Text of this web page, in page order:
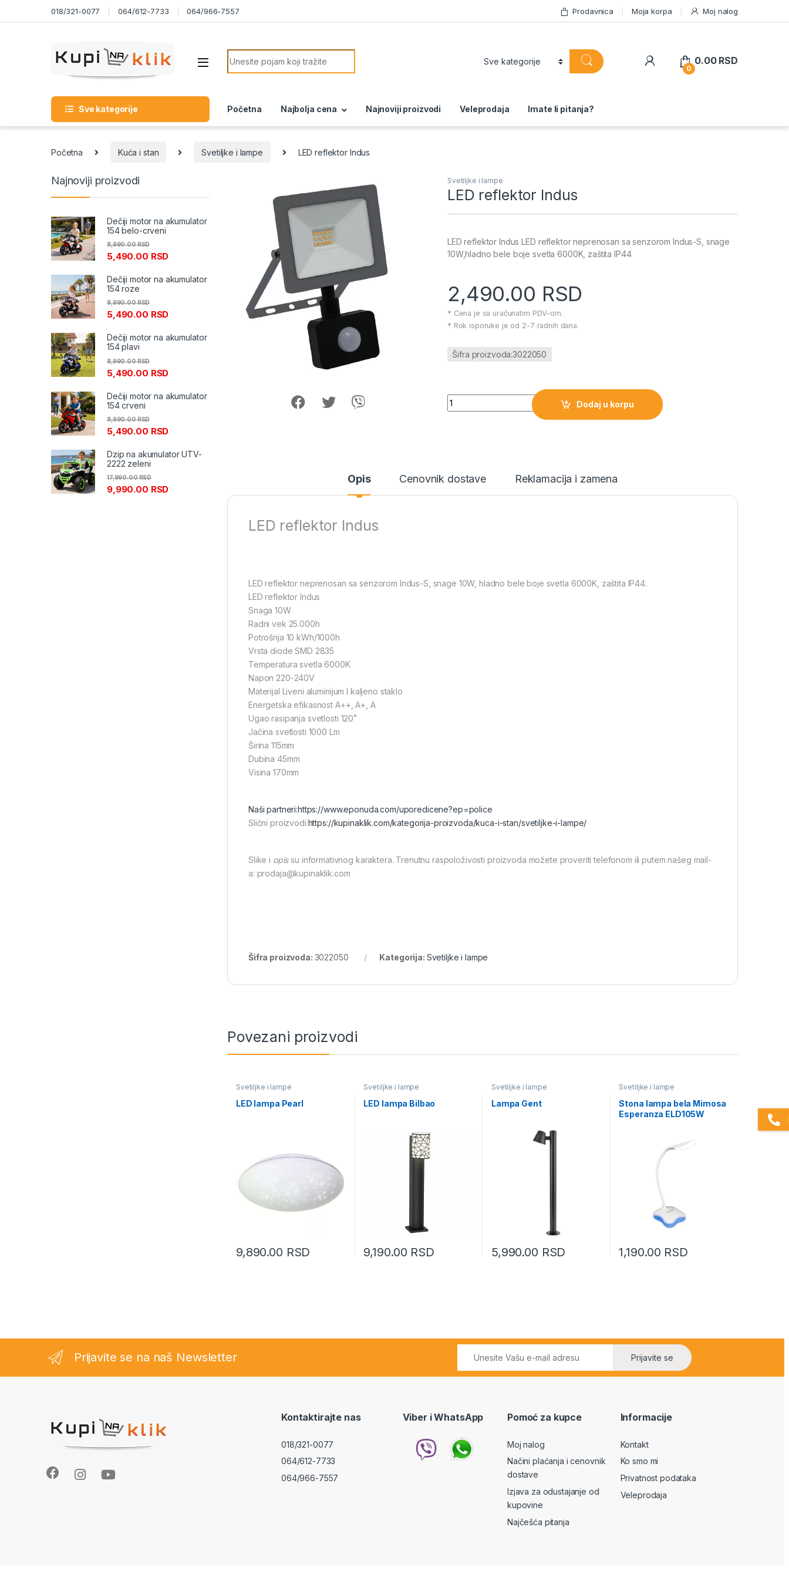
Skip to navigation018/321-0077 064/612-7733 064/966-7557 Prodavnica Moja korpa Moj nalog
Search for:
0
0.00 RSD
Sve kategorije Početna Najbolja cena Najnoviji proizvodi Veleprodaja Imate li pitanja?
Početna Kuća i stan Svetiljke i lampe LED reflektor Indus
Svetiljke i lampe
LED reflektor Indus
LED reflektor Indus LED reflektor neprenosan sa senzorom Indus-S, snage
10W,hladno bele boje svetla 6000K, zaštita IP44
2,490.00 RSD
* Cena je sa uračunatim PDV-om.
* Rok isporuke je od 2-7 radnih dana.
Šifra proizvoda:3022050
LED reflektor Indus količina
Dodaj u korpu
Opis Cenovnik dostave Reklamacija i zamena
LED reflektor Indus
LED reflektor neprenosan sa senzorom Indus-S, snage 10W, hladno bele boje svetla 6000K, zaštita IP44.
LED reflektor Indus
Snaga 10W
Radni vek 25.000h
Potrošnja 10 kWh/1000h
Vrsta diode SMD 2835
Temperatura svetla 6000K
Napon 220-240V
Materijal Liveni aluminijum I kaljeno staklo
Energetska efikasnost A++, A+, A
Ugao rasipanja svetlosti 120˚
Jačina svetlosti 1000 Lm
Širina 115mm
Dubina 45mm
Visina 170mm
Naši partneri:https://www.eponuda.com/uporedicene?ep=police
Slični proizvodi:https://kupinaklik.com/kategorija-proizvoda/kuca-i-stan/svetiljke-i-lampe/
Slike i opissu informativnog karaktera. Trenutnu raspoloživosti proizvoda možete proveriti telefonom ili putem našeg mail-
a: prodaja@kupinaklik.com
Šifra proizvoda: 3022050 Kategorija: Svetiljke i lampe
Povezani proizvodi
Svetiljke i lampe
LED lampa Pearl
9,890.00 RSD
Svetiljke i lampe
LED lampa Bilbao
9,190.00 RSD
Svetiljke i lampe
Lampa Gent
5,990.00 RSD
Svetiljke i lampe
Stona lampa bela Mimosa
Esperanza ELD105W
1,190.00 RSD
Najnoviji proizvodi
Dečiji motor na akumulator
154 belo-crveni
5,490.00 RSD
8,990.00RSD
Dečiji motor na akumulator
154 roze
5,490.00 RSD
8,990.00RSD
Dečiji motor na akumulator
154 plavi
5,490.00 RSD
8,990.00RSD
Dečiji motor na akumulator
154 crveni
5,490.00 RSD
8,990.00RSD
Dzip na akumulator UTV-
2222 zeleni
9,990.00 RSD
17,990.00RSD
Prijavite se na naš Newsletter Prijavite se
Kontaktirajte nas
018/321-0077
064/612-7733
064/966-7557
Viber i WhatsApp Pomoć za kupce
Moj nalog
Načini plaćanja i cenovnik
dostave
Izjava za odustajanje od
kupovine
Najčešća pitanja
Informacije
Kontakt
Ko smo mi
Privatnost podataka
Veleprodaja